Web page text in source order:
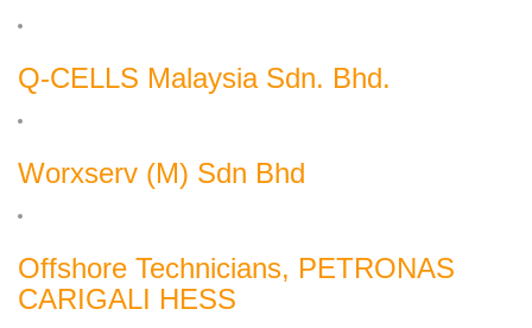
Q-CELLS Malaysia Sdn. Bhd.
Worxserv (M) Sdn Bhd
Offshore Technicians, PETRONAS
CARIGALI HESS